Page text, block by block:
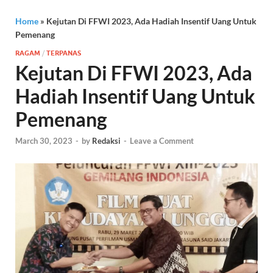
Home » Kejutan Di FFWI 2023, Ada Hadiah Insentif Uang Untuk
Pemenang
RAGAM / TERPANAS
Kejutan Di FFWI 2023, Ada
Hadiah Insentif Uang Untuk
Pemenang
March 30, 2023 - by Redaksi - Leave a Comment